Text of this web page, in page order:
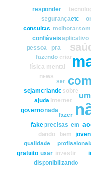
com
um
sobre
em
fazer
criar
internet
aplicativo
bem
ser
precisas
mental
pra
criando
melhorar
nada
sem
confiáveis
dando
fazendo
news
investir
segurança
usar
ajuda
qualidade
etc
fake
física
pessoa
consultas
disponibilizando
governo
responder
sejam
gratuito